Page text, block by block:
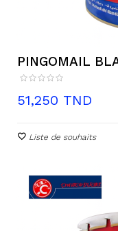
PINGOMAIL
Prix
51,250 TND
Liste de souhaits